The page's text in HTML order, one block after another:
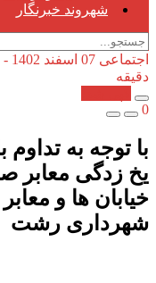
شهروند خبرنگار
اجتماعی 07 اسفند 1402 - 2 سال پیش
دقیقه
0
با توجه به
یخ زدگی معابر
خیابان ها و
شهرداری رشت